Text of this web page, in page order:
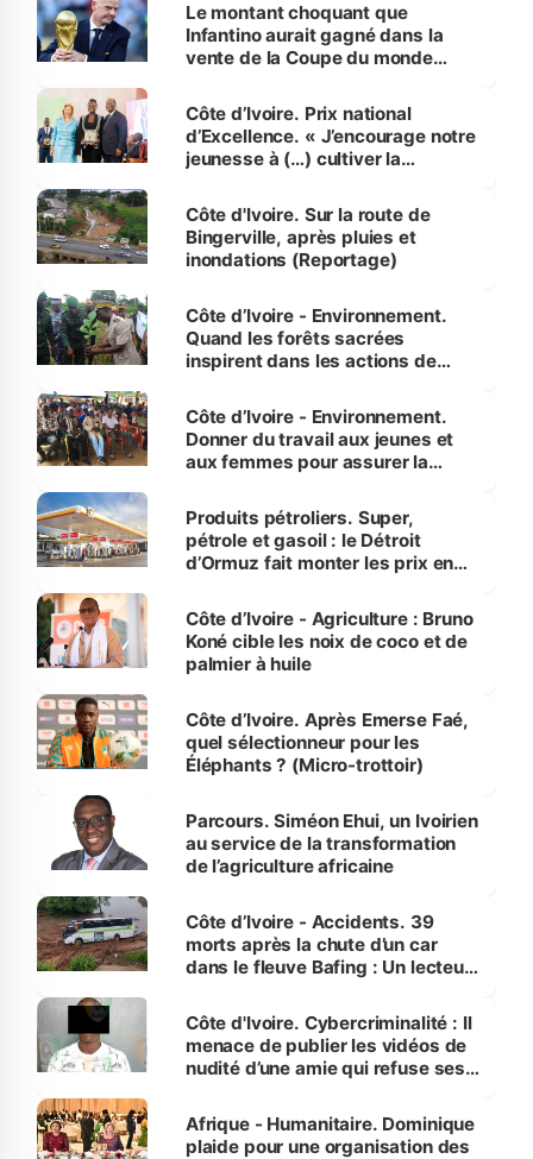
Le montant choquant que
Infantino aurait gagné dans la
vente de la Coupe du monde
Côte d’Ivoire. Prix national
d’Excellence. « J’encourage notre
jeunesse à (…) cultiver la
(Alassane Ouattara
Côte d'Ivoire. Sur la route de
Bingerville, après pluies et
inondations (Reportage)
Côte d’Ivoire - Environnement.
Quand les forêts sacrées
inspirent dans les actions de
Côte d’Ivoire - Environnement.
Donner du travail aux jeunes et
aux femmes pour assurer la
menacées
Produits pétroliers. Super,
pétrole et gasoil : le Détroit
d’Ormuz fait monter les prix en
Côte d’Ivoire - Agriculture : Bruno
Koné cible les noix de coco et de
palmier à huile
Côte d’Ivoire. Après Emerse Faé,
quel sélectionneur pour les
Éléphants ? (Micro-trottoir)
Parcours. Siméon Ehui, un Ivoirien
au service de la transformation
de l’agriculture africaine
Côte d’Ivoire - Accidents. 39
morts après la chute d’un car
dans le fleuve Bafing : Un lecteur
des Transports
Côte d'Ivoire. Cybercriminalité : Il
menace de publier les vidéos de
nudité d’une amie qui refuse ses
Afrique - Humanitaire. Dominique
plaide pour une organisation des